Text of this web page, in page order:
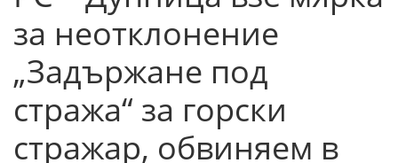
за неотклонение
„Задържане под
стража“ за горски
стражар, обвиняем в